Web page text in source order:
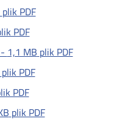
plik PDF
PDF
1,1 MB plik PDF
plik PDF
PDF
plik PDF